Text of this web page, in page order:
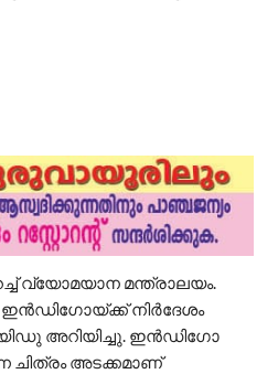
വ്യോമയാന മന്ത്രാലയം.
ഇൻഡി​ഗോയ്ക്ക് നിർദേശം
അറിയിച്ചു. ഇൻഡി​ഗോ
ചിത്രം അടക്കമാണ്